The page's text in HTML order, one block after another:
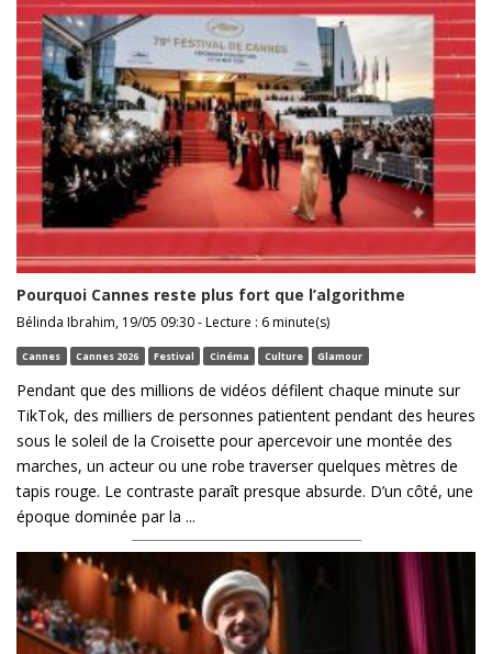
Pourquoi Cannes reste plus fort que l’algorithme
Bélinda Ibrahim, 19/05 09:30 - Lecture : 6 minute(s)
Cannes Cannes 2026 Festival Cinéma Culture Glamour
Pendant que des millions de vidéos défilent chaque minute sur
TikTok, des milliers de personnes patientent pendant des heures
sous le soleil de la Croisette pour apercevoir une montée des
marches, un acteur ou une robe traverser quelques mètres de
tapis rouge. Le contraste paraît presque absurde. D’un côté, une
époque dominée par la ...